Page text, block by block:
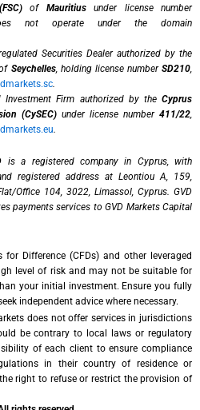
of Mauritiusunder license number
not operate under the domain
Securities Dealer authorized by the
Seychelles, holding license numberSD210,
.
Firm authorized by theCyprus
(CySEC) under license number 411/22,
.
is a registered company in Cyprus, with
registered address at Leontiou A, 159,
Office 104, 3022, Limassol, Cyprus. GVD
payments services to GVD Markets Capital
for Difference (CFDs) and other leveraged
level of risk and may not be suitable for
your initial investment. Ensure you fully
independent advice where necessary.
does not offer services in jurisdictions
be contrary to local laws or regulatory
of each client to ensure compliance
in their country of residence or
right to refuse or restrict the provision of